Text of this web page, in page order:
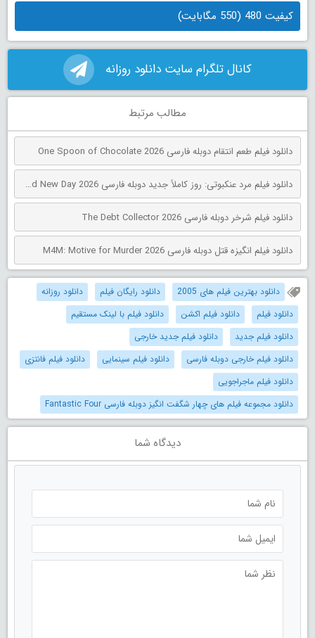
کیفیت 480 (550 مگابایت)
کانال تلگرام سایت دانلود روزانه
مطالب مرتبط
دانلود فیلم طعم انتقام دوبله فارسی One Spoon of Chocolate 2026
دانلود فیلم مرد عنکبوتی: روز کاملاً جدید دوبله فارسی Spider-Man: Brand New Day 2026
دانلود فیلم شرخر دوبله فارسی The Debt Collector 2026
دانلود فیلم انگیزه قتل دوبله فارسی M4M: Motive for Murder 2026
دانلود بهترین فیلم های 2005 دانلود رایگان فیلم
دانلود روزانه
دانلود فیلم
دانلود فیلم اکشن
دانلود فیلم با لینک مستقیم
دانلود فیلم جدید
دانلود فیلم جدید خارجی
دانلود فیلم خارجی دوبله فارسی
دانلود فیلم سینمایی
دانلود فیلم فانتزی
دانلود فیلم ماجراجویی
دانلود مجموعه فیلم های چهار شگفت انگیز دوبله فارسی Fantastic Four
دیدگاه شما